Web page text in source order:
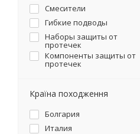
Смесители
Гибкие подводы
Наборы защиты от
протечек
Компоненты защиты от
протечек
Країна походження
Болгария
Италия